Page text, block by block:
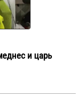
и царь